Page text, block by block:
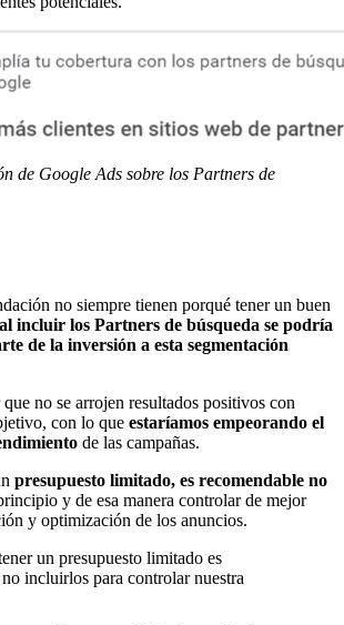
de Google Ads sobre los Partners de
no siempre tienen porqué tener un buen
al incluir los Partners de búsqueda se podría
de la inversión a esta segmentación
no se arrojen resultados positivos con
con lo que estaríamos empeorando el
de las campañas.
presupuesto limitado, es recomendable no
y de esa manera controlar de mejor
y optimización de los anuncios.
un presupuesto limitado es
incluirlos para controlar nuestra